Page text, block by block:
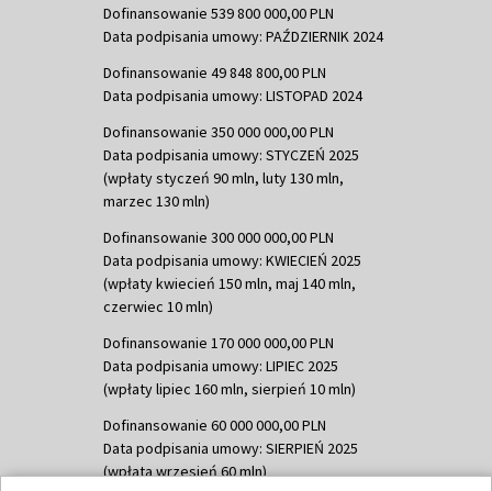
Dofinansowanie 539 800 000,00 PLN
Data podpisania umowy: PAŹDZIERNIK 2024
Dofinansowanie 49 848 800,00 PLN
Data podpisania umowy: LISTOPAD 2024
Dofinansowanie 350 000 000,00 PLN
Data podpisania umowy: STYCZEŃ 2025
(wpłaty styczeń 90 mln, luty 130 mln,
marzec 130 mln)
Dofinansowanie 300 000 000,00 PLN
Data podpisania umowy: KWIECIEŃ 2025
(wpłaty kwiecień 150 mln, maj 140 mln,
czerwiec 10 mln)
Dofinansowanie 170 000 000,00 PLN
Data podpisania umowy: LIPIEC 2025
(wpłaty lipiec 160 mln, sierpień 10 mln)
Dofinansowanie 60 000 000,00 PLN
Data podpisania umowy: SIERPIEŃ 2025
(wpłata wrzesień 60 mln)